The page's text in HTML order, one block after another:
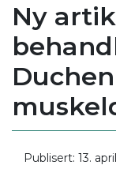
Ny
Publisert: 13.